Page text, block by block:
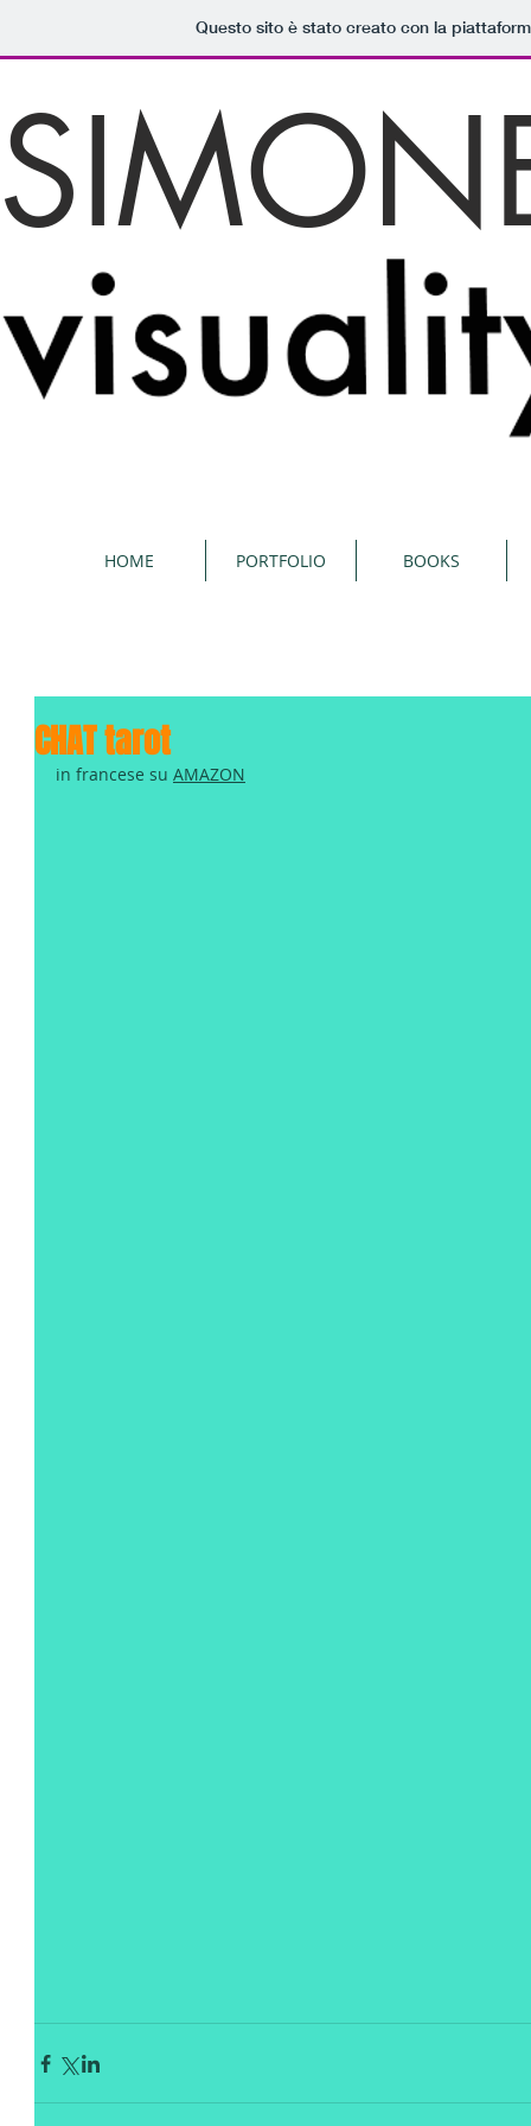
Questo sito è stato creato con la
HOME PORTFOLIO BOOKS
CHAT tarot
in francese su AMAZON